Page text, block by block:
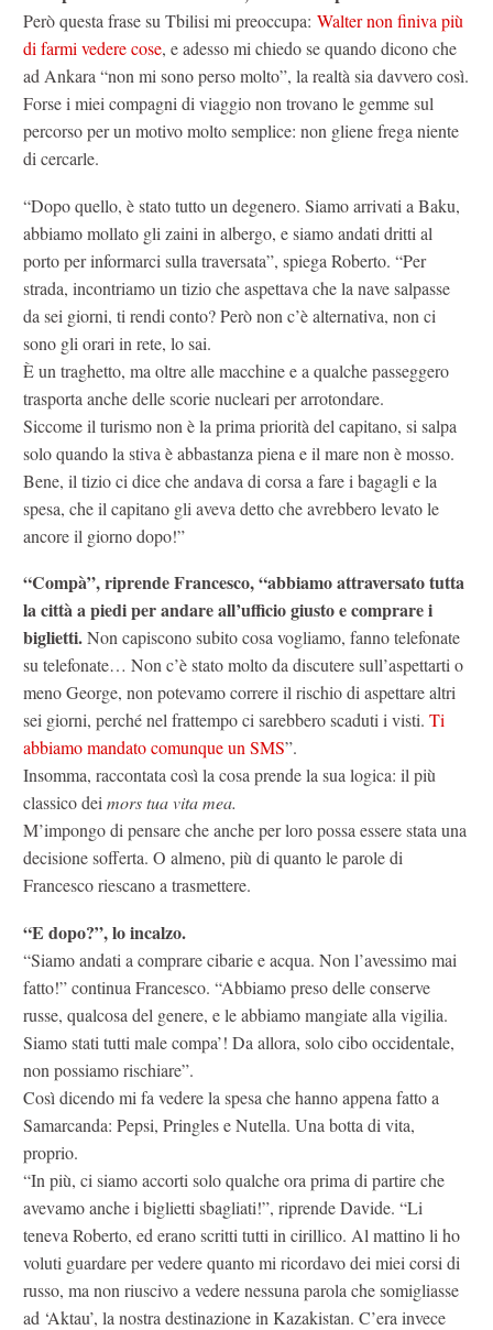
Però questa frase su Tbilisi mi preoccupa: Walter non finiva più
di farmi vedere cose, e adesso mi chiedo se quando dicono che
ad Ankara “non mi sono perso molto”, la realtà sia davvero così.
Forse i miei compagni di viaggio non trovano le gemme sul
percorso per un motivo molto semplice: non gliene frega niente
di cercarle.
“Dopo quello, è stato tutto un degenero. Siamo arrivati a Baku,
abbiamo mollato gli zaini in albergo, e siamo andati dritti al
porto per informarci sulla traversata”, spiega Roberto. “Per
strada, incontriamo un tizio che aspettava che la nave salpasse
da sei giorni, ti rendi conto? Però non c’è alternativa, non ci
sono gli orari in rete, lo sai.
È un traghetto, ma oltre alle macchine e a qualche passeggero
trasporta anche delle scorie nucleari per arrotondare.
Siccome il turismo non è la prima priorità del capitano, si salpa
solo quando la stiva è abbastanza piena e il mare non è mosso.
Bene, il tizio ci dice che andava di corsa a fare i bagagli e la
spesa, che il capitano gli aveva detto che avrebbero levato le
ancore il giorno dopo!”
“Compà”, riprende Francesco, “abbiamo attraversato tutta
la città a piedi per andare all’ufficio giusto e comprare i
biglietti.Non capiscono subito cosa vogliamo, fanno telefonate
su telefonate… Non c’è stato molto da discutere sull’aspettarti o
meno George, non potevamo correre il rischio di aspettare altri
sei giorni, perché nel frattempo ci sarebbero scaduti i visti. Ti
abbiamo mandato comunque un SMS”.
Insomma, raccontata così la cosa prende la sua logica: il più
classico deimors tua vita mea.
M’impongo di pensare che anche per loro possa essere stata una
decisione sofferta. O almeno, più di quanto le parole di
Francesco riescano a trasmettere.
“E dopo?”, lo incalzo.
“Siamo andati a comprare cibarie e acqua. Non l’avessimo mai
fatto!” continua Francesco. “Abbiamo preso delle conserve
russe, qualcosa del genere, e le abbiamo mangiate alla vigilia.
Siamo stati tutti male compa’! Da allora, solo cibo occidentale,
non possiamo rischiare”.
Così dicendo mi fa vedere la spesa che hanno appena fatto a
Samarcanda: Pepsi, Pringles e Nutella. Una botta di vita,
proprio.
“In più, ci siamo accorti solo qualche ora prima di partire che
avevamo anche i biglietti sbagliati!”, riprende Davide. “Li
teneva Roberto, ed erano scritti tutti in cirillico. Al mattino li ho
voluti guardare per vedere quanto mi ricordavo dei miei corsi di
russo, ma non riuscivo a vedere nessuna parola che somigliasse
ad ‘Aktau’, la nostra destinazione in Kazakistan. C’era invece